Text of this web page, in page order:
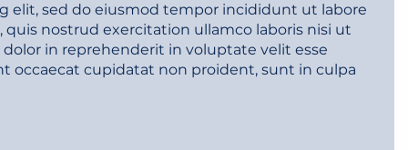
elit, sed do eiusmod tempor incididunt ut labore
nostrud exercitation ullamco laboris nisi ut
in reprehenderit in voluptate velit esse
occaecat cupidatat non proident, sunt in culpa